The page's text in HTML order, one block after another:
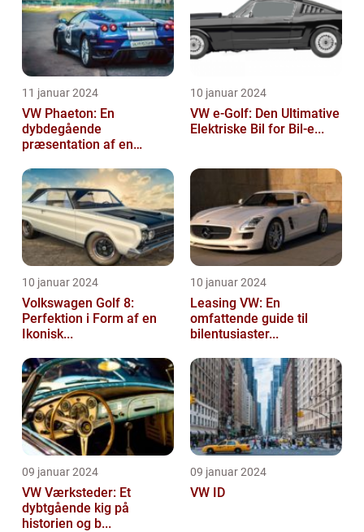
11 januar 2024
VW Phaeton: En
dybdegående
præsentation af en
10 januar 2024
VW e-Golf: Den Ultimative
Elektriske Bil for Bil-e...
10 januar 2024
Volkswagen Golf 8:
Perfektion i Form af en
Ikonisk...
10 januar 2024
Leasing VW: En
omfattende guide til
bilentusiaster...
09 januar 2024
VW Værksteder: Et
dybtgående kig på
historien og b...
09 januar 2024
VW ID